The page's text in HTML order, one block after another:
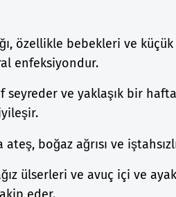
özellikle bebekleri ve
enfeksiyondur.
seyreder ve yaklaşık bir
boğaz ağrısı ve
ülserleri ve avuç içi ve